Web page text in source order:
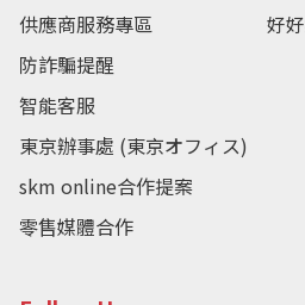
供應商服務專區
防詐騙提醒
智能客服
東京辦事處 (東京オフィス)
skm online合作提案
零售媒體合作
好